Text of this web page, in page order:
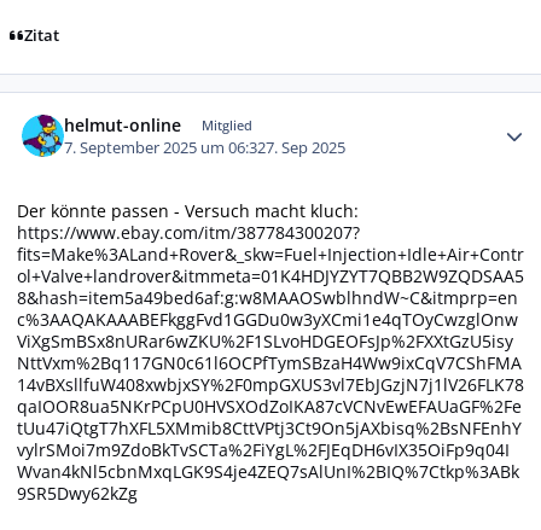
Zitat
helmut-online Mitglied
7. September 2025 um 06:327. Sep 2025
Der könnte passen - Versuch macht kluch:
https://www.ebay.com/itm/387784300207?
fits=Make%3ALand+Rover&_skw=Fuel+Injection+Idle+Air+Contr
ol+Valve+landrover&itmmeta=01K4HDJYZYT7QBB2W9ZQDSAA5
8&hash=item5a49bed6af:g:w8MAAOSwblhndW~C&itmprp=en
c%3AAQAKAAABEFkggFvd1GGDu0w3yXCmi1e4qTOyCwzglOnw
ViXgSmBSx8nURar6wZKU%2F1SLvoHDGEOFsJp%2FXXtGzU5isy
NttVxm%2Bq117GN0c61l6OCPfTymSBzaH4Ww9ixCqV7CShFMA
14vBXsllfuW408xwbjxSY%2F0mpGXUS3vl7EbJGzjN7j1lV26FLK78
qaIOOR8ua5NKrPCpU0HVSXOdZoIKA87cVCNvEwEFAUaGF%2Fe
tUu47iQtgT7hXFL5XMmib8CttVPtj3Ct9On5jAXbisq%2BsNFEnhY
vylrSMoi7m9ZdoBkTvSCTa%2FiYgL%2FJEqDH6vIX35OiFp9q04I
Wvan4kNl5cbnMxqLGK9S4je4ZEQ7sAlUnI%2BIQ%7Ctkp%3ABk
9SR5Dwy62kZg